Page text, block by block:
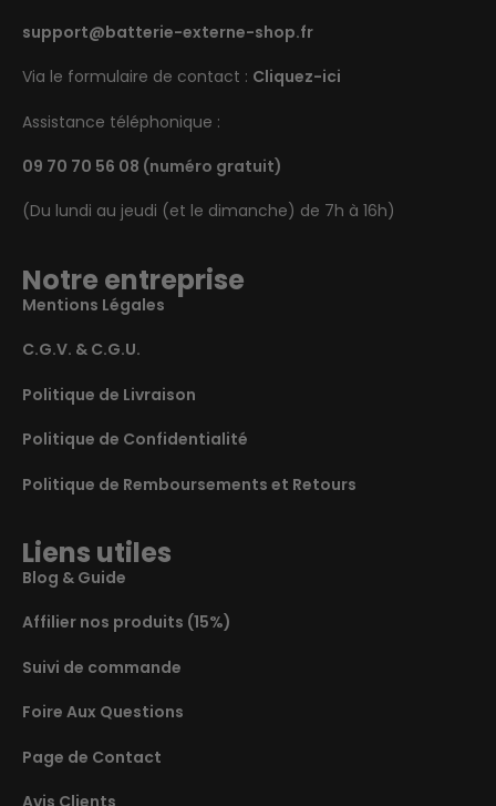
support@batterie-externe-shop.fr
Via le formulaire de contact : Cliquez-ici
Assistance téléphonique :
09 70 70 56 08 (numéro gratuit)
(Du lundi au jeudi (et le dimanche) de 7h à 16h)
Notre entreprise
Mentions Légales
C.G.V. & C.G.U.
Politique de Livraison
Politique de Confidentialité
Politique de Remboursements et Retours
Liens utiles
Blog & Guide
Affilier nos produits (15%)
Suivi de commande
Foire Aux Questions
Page de Contact